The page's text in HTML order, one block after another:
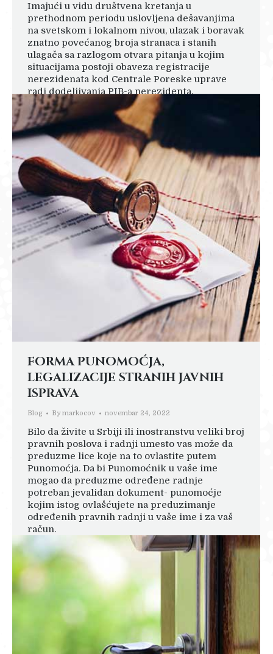
Imajući u vidu društvena kretanja u
prethodnom periodu uslovljena dešavanjima
na svetskom i lokalnom nivou, ulazak i boravak
znatno povećanog broja stranaca i stanih
ulagača sa razlogom otvara pitanja u kojim
situacijama postoji obaveza registracije
nerezidenata kod Centrale Poreske uprave
radi dodeljivanja PIB-a nerezidenta.
FORMA PUNOMOĆJA,
LEGALIZACIJE STRANIH JAVNIH
ISPRAVA
Blog Bymarkocov novembar 24, 2022
Bilo da živite u Srbiji ili inostranstvu veliki broj
pravnih poslova i radnji umesto vas može da
preduzme lice koje na to ovlastite putem
Punomoćja. Da bi Punomoćnik u vaše ime
mogao da preduzme određene radnje
potreban jevalidan dokument- punomoćje
kojim istog ovlašćujete na preduzimanje
određenih pravnih radnji u vaše ime i za vaš
račun.